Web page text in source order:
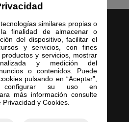
similares propias o
finalidad de almacenar o
del dispositivo, facilitar el
y servicios, con fines
y servicios, mostrar
y medición del
o contenidos. Puede
pulsando en “Aceptar”,
configurar su uso en
más información consulte
y Cookies.
Inicio
Empresa
Servicios
Contacto